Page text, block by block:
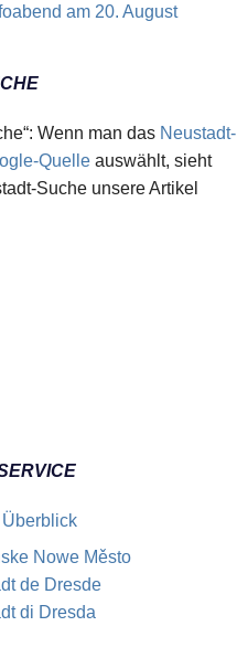
am 20. August
Wenn man das Neustadt-
Quelle auswählt, sieht
Suche unsere Artikel
Nowe Město
de Dresde
di Dresda